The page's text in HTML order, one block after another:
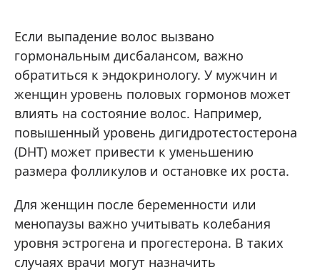
Если выпадение волос вызвано
гормональным дисбалансом, важно
обратиться к эндокринологу. У мужчин и
женщин уровень половых гормонов может
влиять на состояние волос. Например,
повышенный уровень дигидротестостерона
(DHT) может привести к уменьшению
размера фолликулов и остановке их роста.
Для женщин после беременности или
менопаузы важно учитывать колебания
уровня эстрогена и прогестерона. В таких
случаях врачи могут назначить